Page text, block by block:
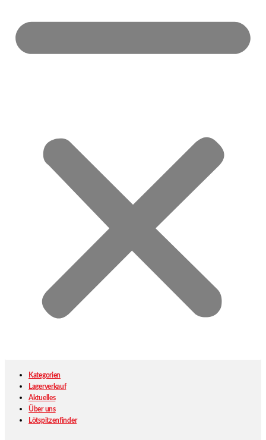
Kategorien
Lagerverkauf
Aktuelles
Über uns
Lötspitzenfinder